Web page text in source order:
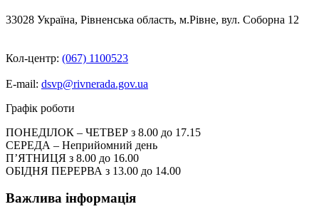
33028 Україна, Рівненська область, м.Рівне, вул. Соборна 12
Кол-центр: (067) 1100523
E-mail: dsvp@rivnerada.gov.ua
Графік роботи
ПОНЕДІЛОК – ЧЕТВЕР з 8.00 до 17.15
СЕРЕДА – Неприйомний день
П’ЯТНИЦЯ з 8.00 до 16.00
ОБІДНЯ ПЕРЕРВА з 13.00 до 14.00
Важлива інформація